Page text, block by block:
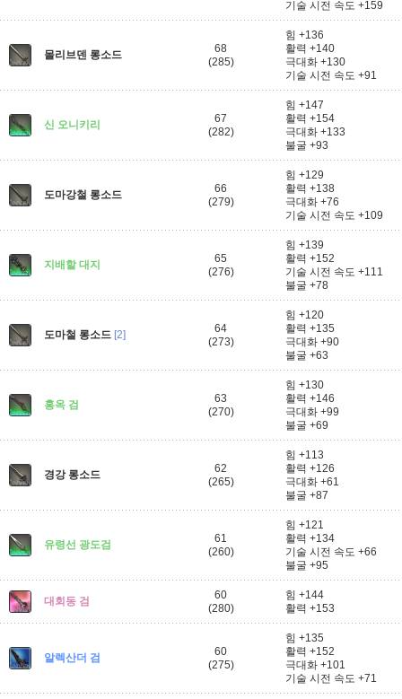
기술 시전 속도 +159
몰리브덴 롱소드
68
(285)
힘 +136
활력 +140
극대화 +130
기술 시전 속도 +91
신 오니키리
67
(282)
힘 +147
활력 +154
극대화 +133
불굴 +93
도마강철 롱소드
66
(279)
힘 +129
활력 +138
극대화 +76
기술 시전 속도 +109
지배할 대지
65
(276)
힘 +139
활력 +152
기술 시전 속도 +111
불굴 +78
도마철 롱소드 [2]
64
(273)
힘 +120
활력 +135
극대화 +90
불굴 +63
홍옥 검
63
(270)
힘 +130
활력 +146
극대화 +99
불굴 +69
경강 롱소드
62
(265)
힘 +113
활력 +126
극대화 +61
불굴 +87
유령선 광도검
61
(260)
힘 +121
활력 +134
기술 시전 속도 +66
불굴 +95
대회동 검
60
(280)
힘 +144
활력 +153
알렉산더 검
60
(275)
힘 +135
활력 +152
극대화 +101
기술 시전 속도 +71